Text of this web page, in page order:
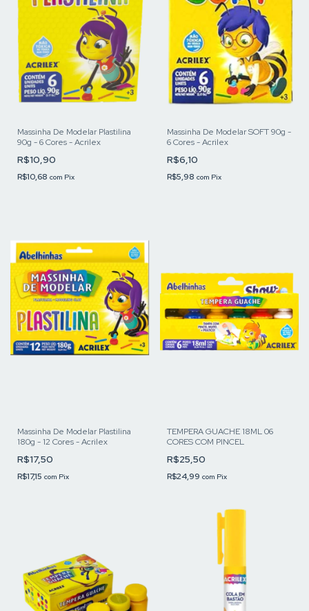
Massinha De Modelar Plastilina
90g - 6 Cores - Acrilex
R$10,90
R$10,68 com Pix
Massinha De Modelar SOFT 90g -
6 Cores - Acrilex
R$6,10
R$5,98 com Pix
Massinha De Modelar Plastilina
180g - 12 Cores - Acrilex
R$17,50
R$17,15 com Pix
TEMPERA GUACHE 18ML 06
CORES COM PINCEL
R$25,50
R$24,99 com Pix